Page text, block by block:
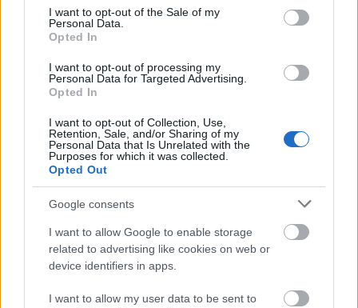
consent section.
I want to opt-out of the Sale of my
Personal Data.
Opted In
I want to opt-out of processing my
Personal Data for Targeted Advertising.
Opted In
I want to opt-out of Collection, Use,
Retention, Sale, and/or Sharing of my
Personal Data that Is Unrelated with the
Purposes for which it was collected.
Opted Out
Google consents
I want to allow Google to enable storage
related to advertising like cookies on web or
device identifiers in apps.
I want to allow my user data to be sent to
https://www.youtube.com/watch?
v=uN_0Ci1rQQ4&feature=emb_title
Ιωάννα Κολιακουδάκη, Yoga & Pilates Teacher.
Δασκάλα εκπαιδευτικών προγραμμάτων Yoga
200 & 300 ωρών. Ιδιοκτήτρια τουThe Tree Of
Life Center.
facebookγια να